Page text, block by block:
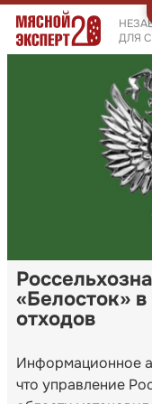
ДЛЯ
«Белосток»
отходов
Информационное
что управление